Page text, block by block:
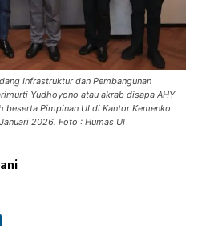
Infrastruktur dan Pembangunan
Yudhoyono atau akrab disapa AHY
beserta Pimpinan UI di Kantor Kemenko
2026. Foto : Humas UI